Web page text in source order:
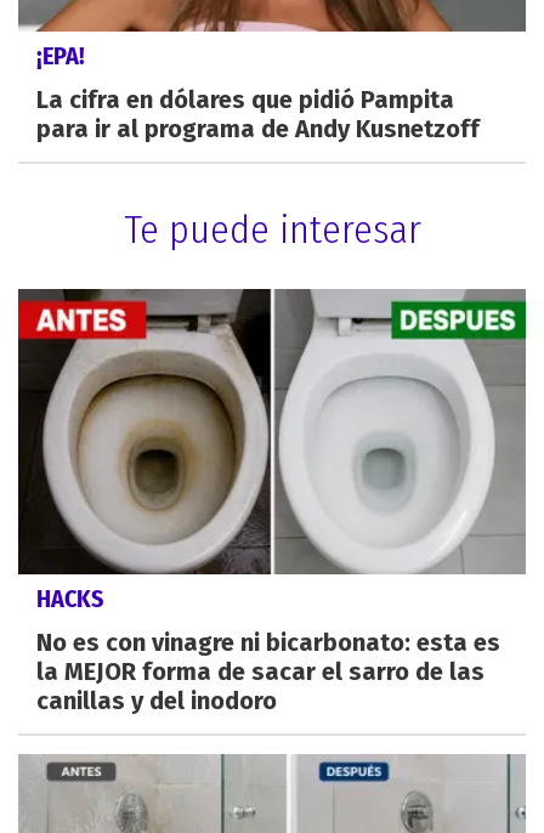
¡EPA!
La cifra en dólares que pidió Pampita
para ir al programa de Andy Kusnetzoff
Te puede interesar
HACKS
No es con vinagre ni bicarbonato: esta es
la MEJOR forma de sacar el sarro de las
canillas y del inodoro